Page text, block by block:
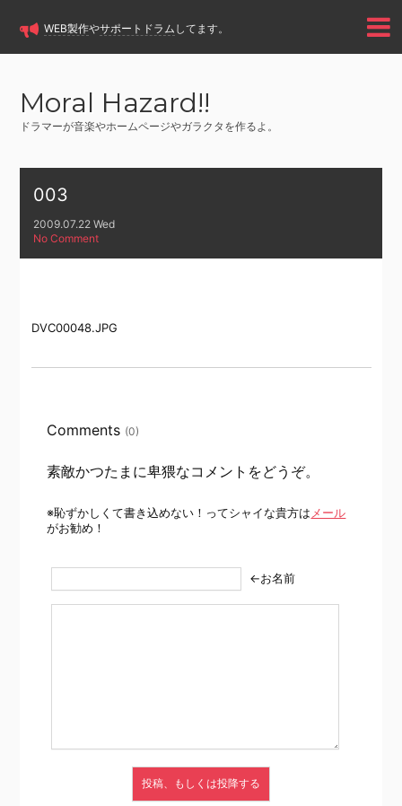
WEB製作やサポートドラム してます。
Moral Hazard!!
ドラマーが音楽やホームページやガラクタを作るよ。
003
2009.07.22 Wed
No Comment
DVC00048.JPG
Comments (0)
素敵かつたまに卑猥なコメントをどうぞ。
※恥ずかしくて書き込めない！ってシャイな貴方は メール
がお勧め！
←お名前